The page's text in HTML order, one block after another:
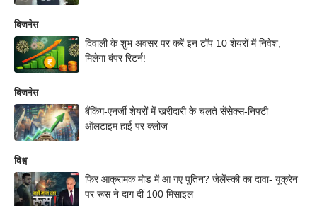
बिजनेस
दिवाली के शुभ अवसर पर करें इन टॉप 10 शेयरों में निवेश,
मिलेगा बंपर रिटर्न!
बिजनेस
बैंकिंग-एनर्जी शेयरों में खरीदारी के चलते सेंसेक्स-निफ्टी
ऑलटाइम हाई पर क्लोज
विश्व
फिर आक्रामक मोड में आ गए पुतिन? जेलेंस्की का दावा- यूक्रेन
पर रूस ने दाग दीं 100 मिसाइल